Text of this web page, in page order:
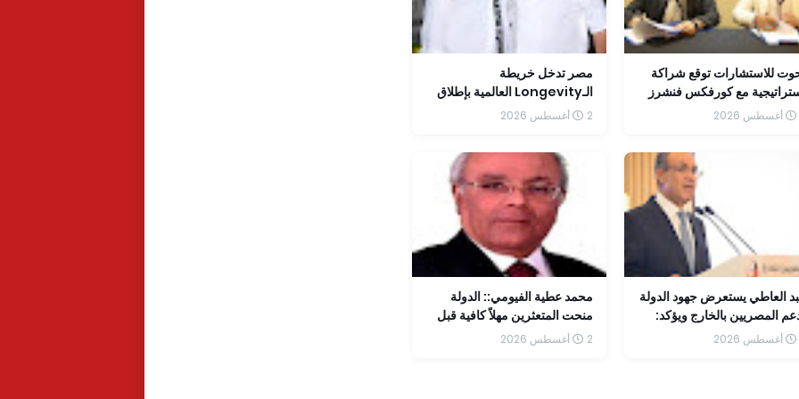
للاستشارات توقع شراكة
مع كورفكس فنشرز
الشركات من سد فجوة
مصر تدخل خريطة
الـLongevity العالمية بإطلاق
2 أغسطس 2026
العاطي يستعرض جهود الدولة
المصريين بالخارج ويؤكد:
الخدمات القنصلية أولوية
محمد عطية الفيومي:: الدولة
منحت المتعثرين مهلاً كافية قبل
اتخاذ إجراءات السحب.
2 أغسطس 2026